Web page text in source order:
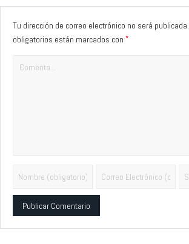
Tu dirección de correo electrónico no será publicada.
obligatorios están marcados con *